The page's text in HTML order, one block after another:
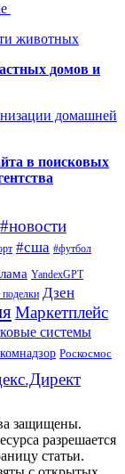
животных
домов и
домашней
в поисковых
#новости
#сша #футбол
YandexGPT
поделки Дзен
Маркетплейс
системы
Роскосмос
защищены.
разрешается
статьи.